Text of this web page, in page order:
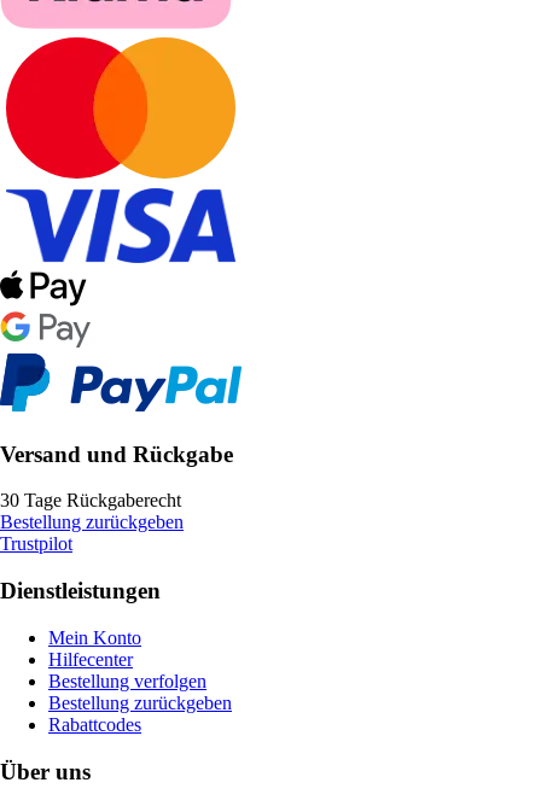
Versand und Rückgabe
30 Tage Rückgaberecht
Bestellung zurückgeben
Trustpilot
Dienstleistungen
Mein Konto
Hilfecenter
Bestellung verfolgen
Bestellung zurückgeben
Rabattcodes
Über uns